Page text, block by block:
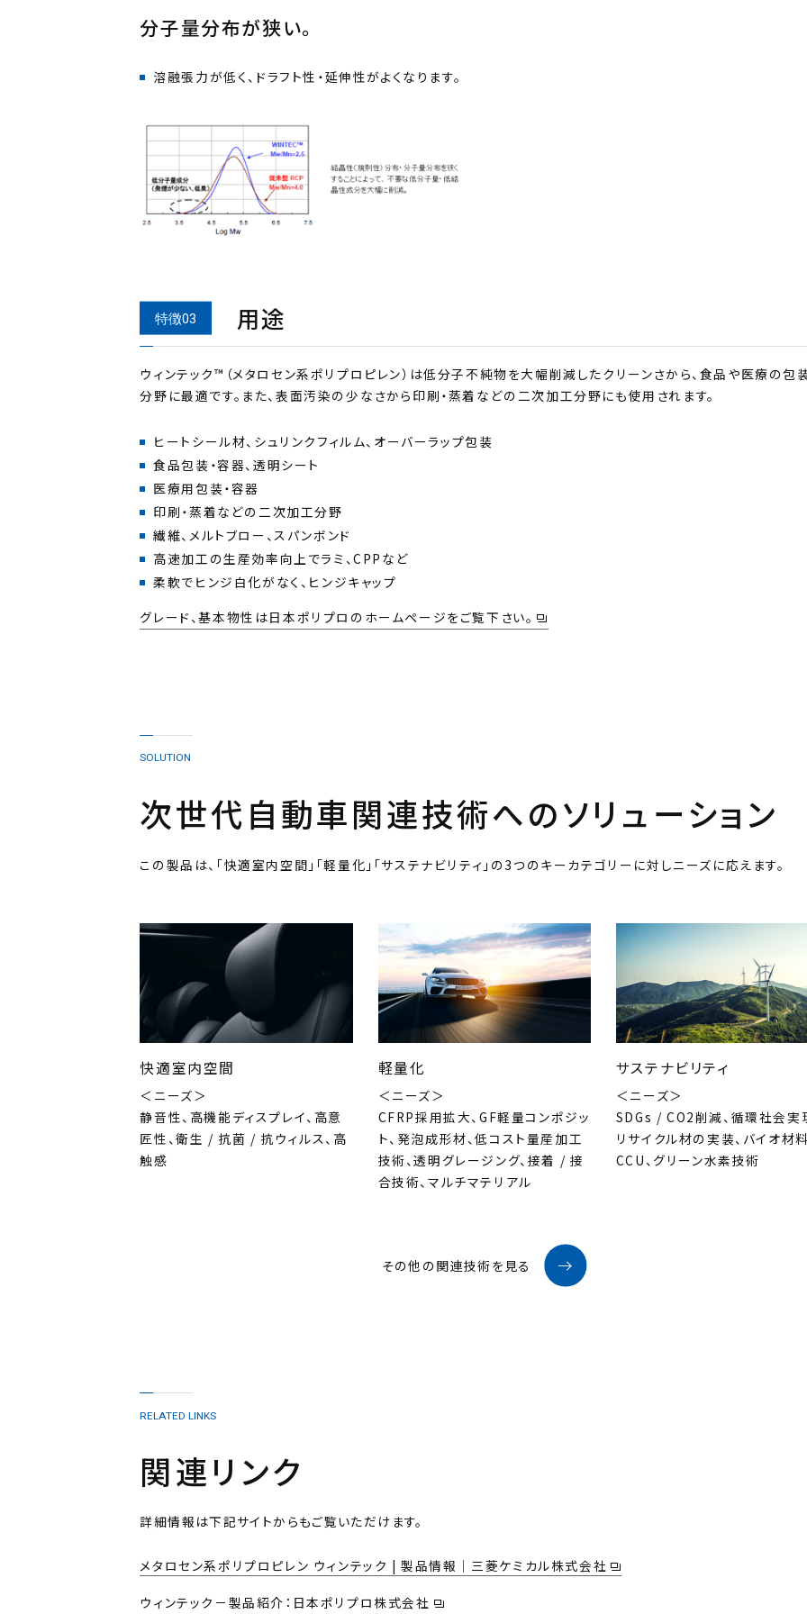
分子量分布が狭い。
溶融張力が低く、ドラフト性・延伸性がよくなります。
用途
ウィンテック™（メタロセン系ポリプロピレン）は低分子不純物を大幅削減したクリーンさから、食品や医療の包
分野に最適です。また、表面汚染の少なさから印刷・蒸着などの二次加工分野にも使用されます。
柔軟でヒンジ白化がなく、ヒンジキャップ
グレード、基本物性は日本ポリプロのホームページをご覧下さい。
SOLUTION
次世代自動車関連技術へのソリューション
この製品は、「快適室内空間」「軽量化」「サステナビリティ」の3つのキーカテゴリーに対しニーズに応えます。
快適室内空間
＜ニーズ＞
静音性、高機能ディスプレイ、高意
匠性、衛生 / 抗菌 / 抗ウィルス、高
触感
軽量化
＜ニーズ＞
CFRP採用拡大、GF軽量コンポジッ
ト、発泡成形材、低コスト量産加工
技術、透明グレージング、接着 / 接
合技術、マルチマテリアル
サステナビリティ
＜ニーズ＞
SDGs / CO2削減、循環社会実
リサイクル材の実装、バイオ材
CCU、グリーン水素技術
その他の関連技術を見る
RELATED LINKS
関連リンク
詳細情報は下記サイトからもご覧いただけます。
メタロセン系ポリプロピレン ウィンテック | 製品情報｜三菱ケミカル株式会社
ウィンテック－製品紹介：日本ポリプロ株式会社